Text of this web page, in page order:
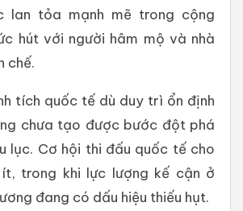
lan tỏa mạnh mẽ trong cộng
hút với người hâm mộ và nhà
chế.
tích quốc tế dù duy trì ổn định
chưa tạo được bước đột phá
lục. Cơ hội thi đấu quốc tế cho
trong khi lực lượng kế cận ở
đang có dấu hiệu thiếu hụt.